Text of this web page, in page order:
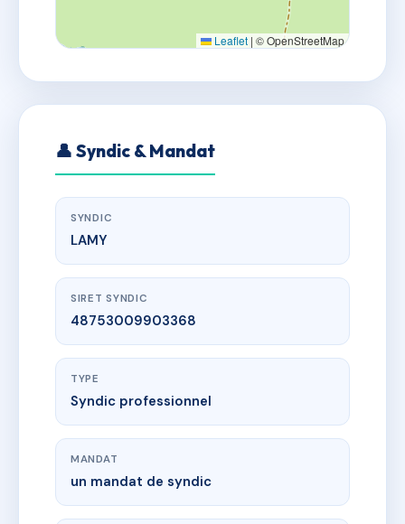
Leaflet | © OpenStreetMap
👤 Syndic & Mandat
SYNDIC
LAMY
SIRET SYNDIC
48753009903368
TYPE
Syndic professionnel
MANDAT
un mandat de syndic